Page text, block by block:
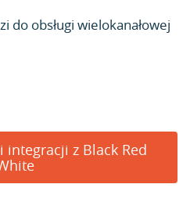
do obsługi wielokanałowej
z Black Red